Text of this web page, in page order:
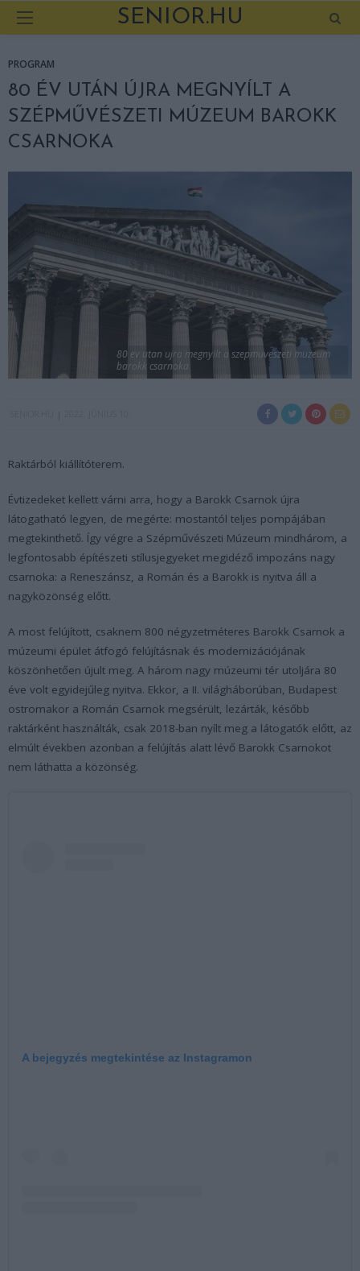
SENIOR.HU
PROGRAM
80 ÉV UTÁN ÚJRA MEGNYÍLT A
SZÉPMŰVÉSZETI MÚZEUM BAROKK
CSARNOKA
80 ev utan ujra megnyilt a szepmuveszeti muzeum
barokk csarnoka
Raktárból kiállítóterem.
Évtizedeket kellett várni arra, hogy a Barokk Csarnok újra
látogatható legyen, de megérte: mostantól teljes pompájában
megtekinthető. Így végre a Szépművészeti Múzeum mindhárom, a
legfontosabb építészeti stílusjegyeket megidéző impozáns nagy
csarnoka: a Reneszánsz, a Román és a Barokk is nyitva áll a
nagyközönség előtt.
A most felújított, csaknem 800 négyzetméteres Barokk Csarnok a
múzeumi épület átfogó felújításnak és modernizációjának
köszönhetően újult meg. A három nagy múzeumi tér utoljára 80
éve volt egyidejűleg nyitva. Ekkor, a II. világháborúban, Budapest
ostromakor a Román Csarnok megsérült, lezárták, később
raktárként használták, csak 2018-ban nyílt meg a látogatók előtt, az
elmúlt években azonban a felújítás alatt lévő Barokk Csarnokot
nem láthatta a közönség.
A bejegyzés megtekintése az Instagramon